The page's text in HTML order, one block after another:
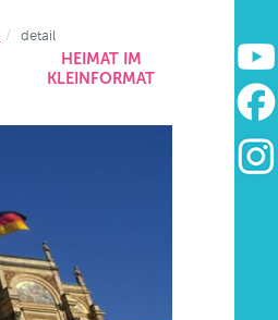
HEIMAT IM
KLEINFORMAT
detail